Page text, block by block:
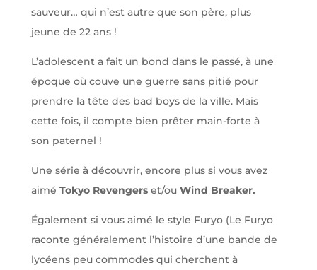
sauveur… qui n’est autre que son père, plus
jeune de 22 ans !
L’adolescent a fait un bond dans le passé, à une
époque où couve une guerre sans pitié pour
prendre la tête des bad boys de la ville. Mais
cette fois, il compte bien prêter main-forte à
son paternel !
Une série à découvrir, encore plus si vous avez
aimé Tokyo Revengerset/ou Wind Breaker.
Également si vous aimé le style Furyo (Le Furyo
raconte généralement l’histoire d’une bande de
lycéens peu commodes qui cherchent à